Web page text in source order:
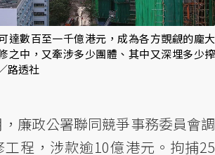
達數百至一千億港元，成為各方覬覦的龐大
之中，又牽涉多少團體、其中又深埋多少搾
路透社
廉政公署聯同競爭事務委員會調
程，涉款逾10億港元。拘捕25